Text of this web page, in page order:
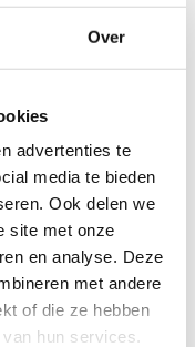
Over
advertenties te
media te bieden
Ook delen we
site met onze
en analyse. Deze
met andere
of die ze hebben
hun services.
of winterdecoratie
zeldzaam en beperkt
per klant bestellen.
en
Kom dan Jellycat
meest zeldzame